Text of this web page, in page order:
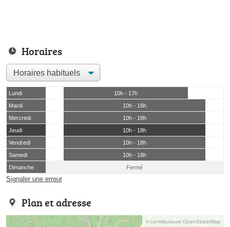
Horaires
Lundi
10h - 17h
Mardi
10h - 18h
Mercredi
10h - 18h
Jeudi
10h - 18h
Vendredi
10h - 18h
Samedi
10h - 18h
Dimanche
Fermé
Signaler une erreur
Plan et adresse
© contributeurs OpenStreetMap